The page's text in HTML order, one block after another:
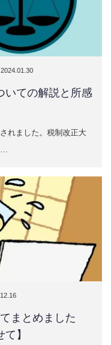
2024.01.30
いての解説と所感
れました。税制改正大
…
まとめました
】